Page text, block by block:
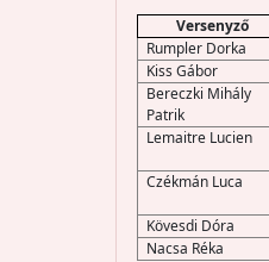
Versenyző
Rumpler Dorka
Kiss Gábor
Bereczki Mihály
Patrik
Lemaitre Lucien
Czékmán Luca
Kövesdi Dóra
Nacsa Réka